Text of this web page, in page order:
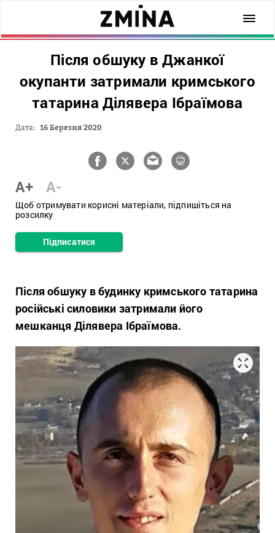
Після обшуку в Джанкої
окупанти затримали кримського
татарина Ділявера Ібраїмова
Дата: 16 Березня 2020
A+ A-
Щоб отримувати корисні матеріали, підпишіться на
розсилку
Підписатися
Після обшуку в будинку кримського татарина
російські силовики затримали його
мешканця Ділявера Ібраїмова.